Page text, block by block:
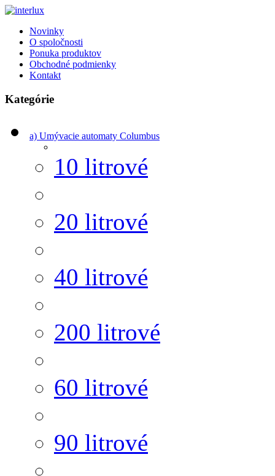
Novinky
O spoločnosti
Ponuka produktov
Obchodné podmienky
Kontakt
Kategórie
a) Umývacie automaty Columbus
10 litrové
20 litrové
40 litrové
200 litrové
60 litrové
90 litrové